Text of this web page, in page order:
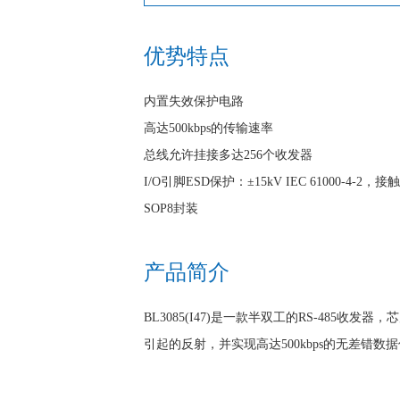
优势特点
内置失效保护电路
高达500kbps的传输速率
总线允许挂接多达256个收发器
I/O引脚ESD保护：±15kV IEC 61000-4-2，接
SOP8封装
产品简介
BL3085(I47)是一款半双工的RS-485收发器，
引起的反射，并实现高达500kbps的无差错数